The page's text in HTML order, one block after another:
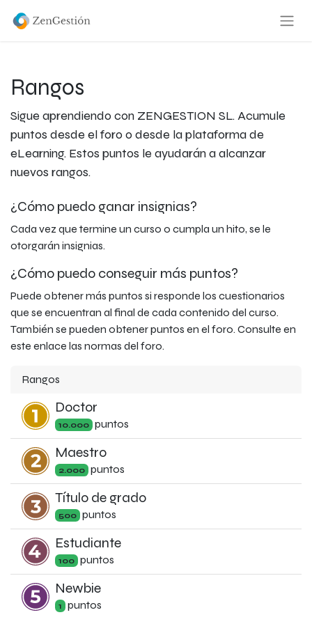
Rangos
Sigue aprendiendo con ZENGESTION SL. Acumule
puntos desde el foro o desde la plataforma de
eLearning. Estos puntos le ayudarán a alcanzar
nuevos rangos.
¿Cómo puedo ganar insignias?
Cada vez que termine un curso o cumpla un hito, se le
otorgarán insignias.
¿Cómo puedo conseguir más puntos?
Puede obtener más puntos si responde los cuestionarios
que se encuentran al final de cada contenido del curso.
También se pueden obtener puntos en el foro. Consulte en
este enlace las normas del foro.
Rangos
Doctor
10.000 puntos
Maestro
2.000 puntos
Título de grado
500 puntos
Estudiante
100 puntos
Newbie
1 puntos